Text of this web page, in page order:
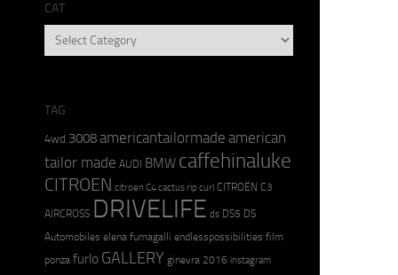
CAT
CAT
TAG
4wd 3008americantailormade american
tailor made AUDI BMW caffehinaluke
CITROEN citroen C4 cactus rip curl CITROËN C3
AIRCROSS DRIVELIFE ds DS5 DS
Automobiles elena fumagalli endlesspossibilities film
ponza furlo GALLERY ginevra 2016 instagram